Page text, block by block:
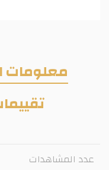
معلومات
عدد المشاهدات